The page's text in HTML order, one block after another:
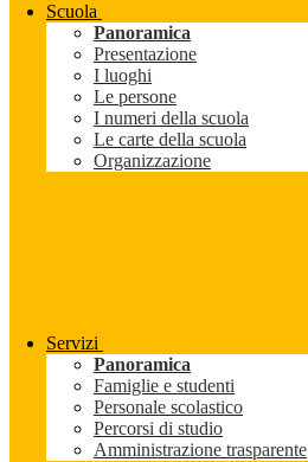
Scuola
Panoramica
Presentazione
I luoghi
Le persone
I numeri della scuola
Le carte della scuola
Organizzazione
Servizi
Panoramica
Famiglie e studenti
Personale scolastico
Percorsi di studio
Amministrazione trasparente